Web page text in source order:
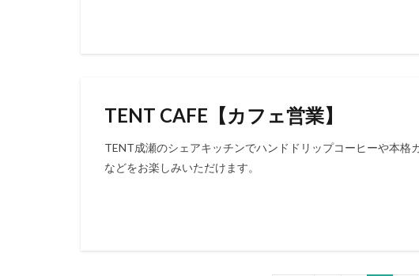
TENT CAFE【カフェ営業】
TENT成瀬のシェアキッチンでハンドドリップコーヒーや本格
などをお楽しみいただけます。